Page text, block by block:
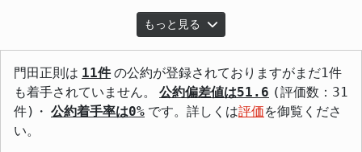
もっと見る
門田正則は 11件 の公約が登録されておりますがまだ1件
も着手されていません。
公約偏差値は51.6 (評価数：31
件)・ 公約着手率は0% です。詳しくは評価を御覧くださ
い。